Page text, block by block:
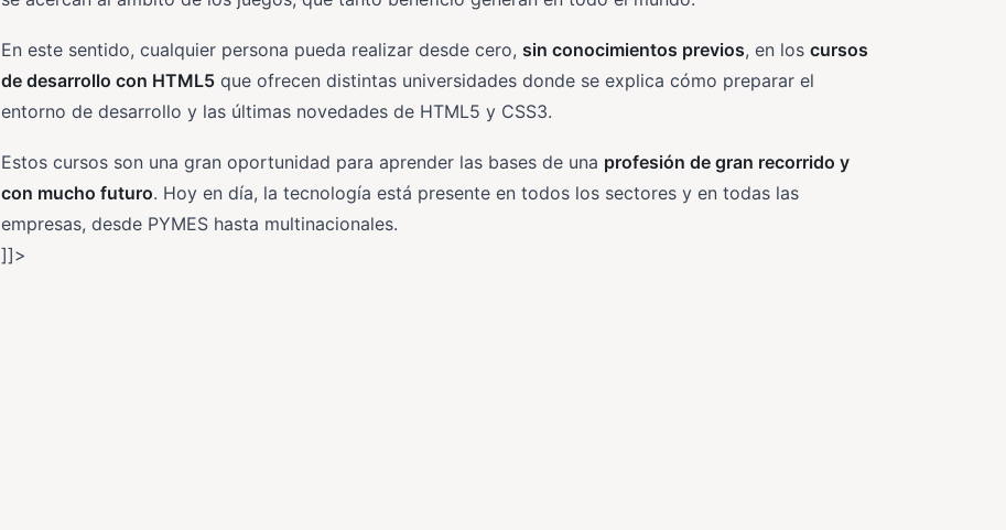
En este sentido, cualquier persona pueda realizar desde cero, sin conocimientos previos, en los cursos
de desarrollo con HTML5 que ofrecen distintas universidades donde se explica cómo preparar el
entorno de desarrollo y las últimas novedades de HTML5 y CSS3.
Estos cursos son una gran oportunidad para aprender las bases de una profesión de gran recorrido y
con mucho futuro. Hoy en día, la tecnología está presente en todos los sectores y en todas las
empresas, desde PYMES hasta multinacionales.
]]>